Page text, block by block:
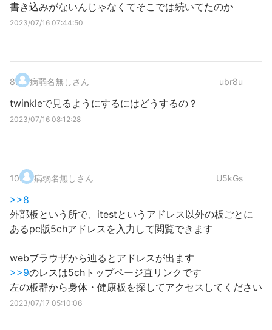
書き込みがないんじゃなくてそこでは続いてたのか
2023/07/16 07:44:50
8. 病弱名無しさん ubr8u
twinkleで見るようにするにはどうするの？
2023/07/16 08:12:28
10. 病弱名無しさん U5kGs
>>8
外部板という所で、itestというアドレス以外の板ごとに
あるpc版5chアドレスを入力して閲覧できます
webブラウザから辿るとアドレスが出ます
>>9のレスは5chトップページ直リンクです
左の板群から身体・健康板を探してアクセスしてください
2023/07/17 05:10:06